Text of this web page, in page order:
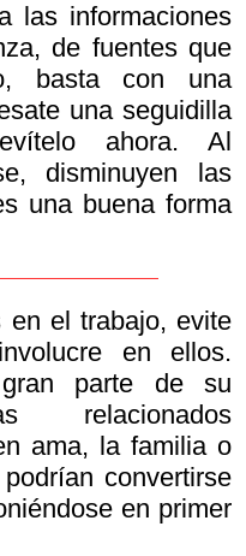
las informaciones
de fuentes que
basta con una
una seguidilla
ahora. Al
disminuyen las
una buena forma
en el trabajo, evite
en ellos.
parte de su
ama, la familia o
convertirse
en primer